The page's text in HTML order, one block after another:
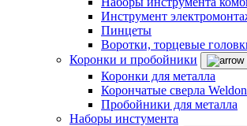
Инструмент
Пинцеты
Воротки, торцевые
Коронки и пробойники
Коронки для металла
Корончатые сверла Weldon
Пробойники для металла
Наборы инстумента